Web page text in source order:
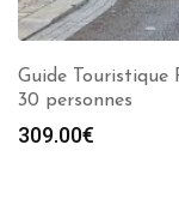
Guide Touristique
30 personnes
309.00€